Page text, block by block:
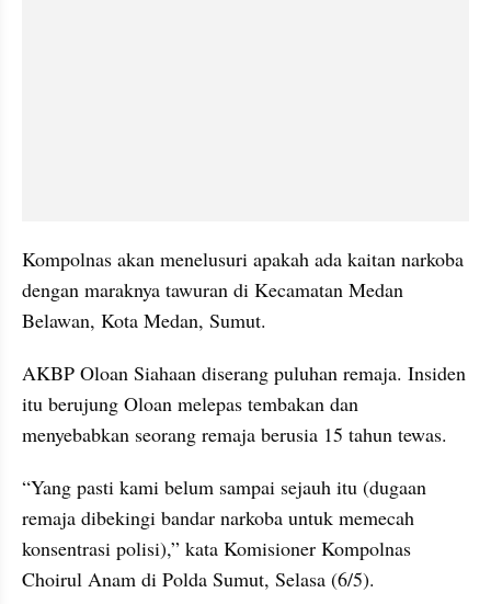
Kompolnas akan menelusuri apakah ada kaitan narkoba
dengan maraknya tawuran di Kecamatan Medan
Belawan, Kota Medan, Sumut.
AKBP Oloan Siahaan diserang puluhan remaja. Insiden
itu berujung Oloan melepas tembakan dan
menyebabkan seorang remaja berusia 15 tahun tewas.
“Yang pasti kami belum sampai sejauh itu (dugaan
remaja dibekingi bandar narkoba untuk memecah
konsentrasi polisi),” kata Komisioner Kompolnas
Choirul Anam di Polda Sumut, Selasa (6/5).